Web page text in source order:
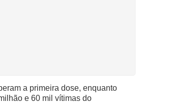
a primeira dose, enquanto
e 60 mil vítimas do